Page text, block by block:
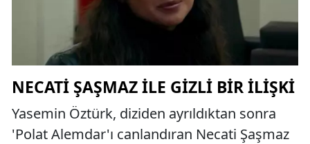
NECATI ŞAŞMAZ ILE GIZLI BIR İLIŞKI
Yasemin Öztürk, diziden ayrıldıktan sonra
'Polat Alemdar'ı canlandıran Necati Şaşmaz